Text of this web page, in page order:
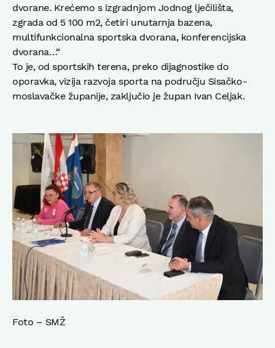
dvorane. Krećemo s izgradnjom Jodnog lječilišta,
zgrada od 5 100 m2, četiri unutarnja bazena,
multifunkcionalna sportska dvorana, konferencijska
dvorana…“
To je, od sportskih terena, preko dijagnostike do
oporavka, vizija razvoja sporta na području Sisačko-
moslavačke županije, zaključio je župan Ivan Celjak.
Foto – SMŽ